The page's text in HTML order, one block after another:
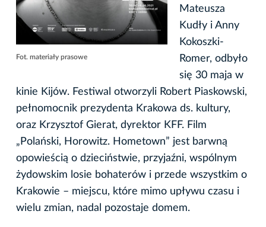
Fot. materiały prasowe
Mateusza
Kudły i Anny
Kokoszki-
Romer, odbyło
się 30 maja w
kinie Kijów. Festiwal otworzyli Robert Piaskowski,
pełnomocnik prezydenta Krakowa ds. kultury,
oraz Krzysztof Gierat, dyrektor KFF. Film
„Polański, Horowitz. Hometown” jest barwną
opowieścią o dzieciństwie, przyjaźni, wspólnym
żydowskim losie bohaterów i przede wszystkim o
Krakowie – miejscu, które mimo upływu czasu i
wielu zmian, nadal pozostaje domem.